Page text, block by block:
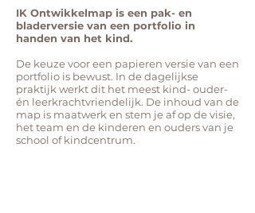
IK Ontwikkelmap is een pak- en
bladerversie van een portfolio in
handen van het kind.
De keuze voor een papieren versie van een
portfolio is bewust. In de dagelijkse
praktijk werkt dit het meest kind- ouder-
én leerkrachtvriendelijk. De inhoud van de
map is maatwerk en stem je af op de visie,
het team en de kinderen en ouders van je
school of kindcentrum.